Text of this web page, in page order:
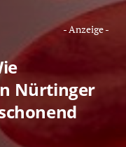
Nürtinger